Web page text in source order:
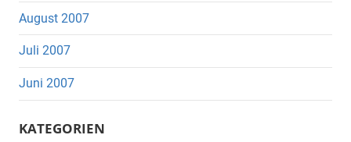
August 2007
Juli 2007
Juni 2007
KATEGORIEN